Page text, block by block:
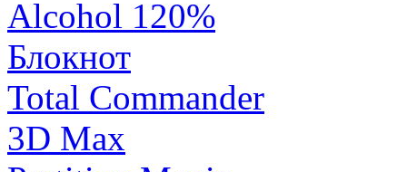
Alcohol 120%
Блокнот
Total Commander
3D Max